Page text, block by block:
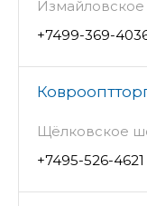
Измайловское
+7499-369-
Щёлковское
+7495-526-4621